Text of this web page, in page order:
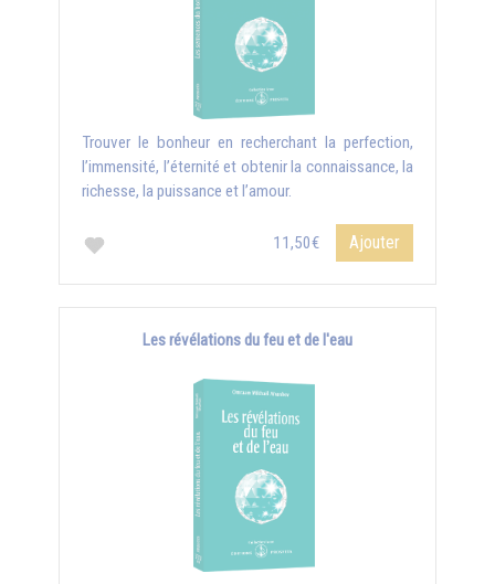
Trouver le bonheur en recherchant la perfection,
l’immensité, l’éternité et obtenir la connaissance, la
richesse, la puissance et l’amour.
11,50€ Ajouter
Les révélations du feu et de l'eau